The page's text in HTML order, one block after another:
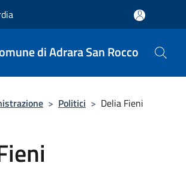
di Adrara San Rocco
> Politici > Delia Fieni